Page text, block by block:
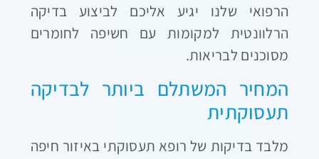
הרפואי שלנו יגיע אליכם לביצוע בדיקה
הרלוונטית למקומות עם חשיפה לחומרים
מסוכנים לבריאות.
המחיר המשתלם ביותר לבדיקה
תעסוקתית
מלבד בדיקות של רופא תעסוקתי באיזור חיפה